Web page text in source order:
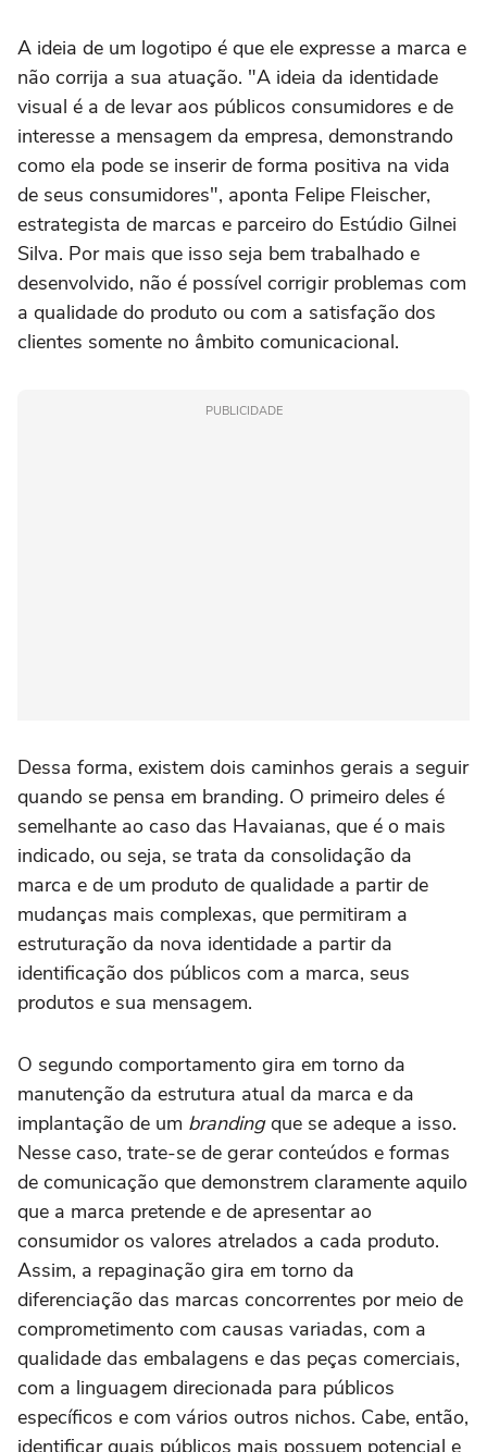
A ideia de um logotipo é que ele expresse a marca e
não corrija a sua atuação. "A ideia da identidade
visual é a de levar aos públicos consumidores e de
interesse a mensagem da empresa, demonstrando
como ela pode se inserir de forma positiva na vida
de seus consumidores", aponta Felipe Fleischer,
estrategista de marcas e parceiro do Estúdio Gilnei
Silva. Por mais que isso seja bem trabalhado e
desenvolvido, não é possível corrigir problemas com
a qualidade do produto ou com a satisfação dos
clientes somente no âmbito comunicacional.
PUBLICIDADE
Dessa forma, existem dois caminhos gerais a seguir
quando se pensa em branding. O primeiro deles é
semelhante ao caso das Havaianas, que é o mais
indicado, ou seja, se trata da consolidação da
marca e de um produto de qualidade a partir de
mudanças mais complexas, que permitiram a
estruturação da nova identidade a partir da
identificação dos públicos com a marca, seus
produtos e sua mensagem.
O segundo comportamento gira em torno da
manutenção da estrutura atual da marca e da
implantação de um brandingque se adeque a isso.
Nesse caso, trate-se de gerar conteúdos e formas
de comunicação que demonstrem claramente aquilo
que a marca pretende e de apresentar ao
consumidor os valores atrelados a cada produto.
Assim, a repaginação gira em torno da
diferenciação das marcas concorrentes por meio de
comprometimento com causas variadas, com a
qualidade das embalagens e das peças comerciais,
com a linguagem direcionada para públicos
específicos e com vários outros nichos. Cabe, então,
identificar quais públicos mais possuem potencial e